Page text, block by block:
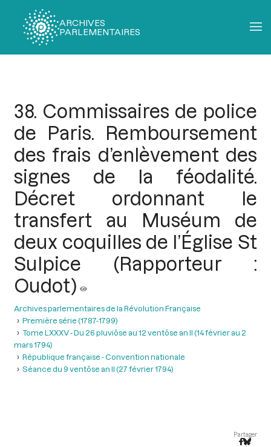
ARCHIVES
PARLEMENTAIRES
38. Commissaires de police
de Paris. Remboursement
des frais d’enlèvement des
signes de la féodalité.
Décret ordonnant le
transfert au Muséum de
deux coquilles de l’Église St
Sulpice (Rapporteur :
Oudot)
Archives parlementaires de la Révolution Française
Première série (1787-1799)
Tome LXXXV - Du 26 pluviôse au 12 ventôse an II (14 février au 2
mars 1794)
République française - Convention nationale
Séance du 9 ventôse an II (27 février 1794)
Partager